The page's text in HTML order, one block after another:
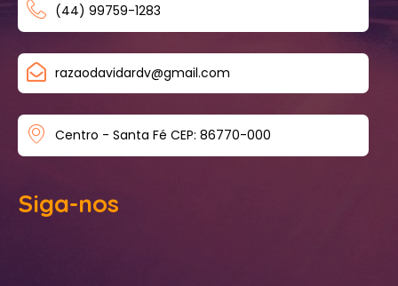
(44) 99759-1283
razaodavidardv@gmail.com
Centro - Santa Fé CEP: 86770-000
Siga-nos